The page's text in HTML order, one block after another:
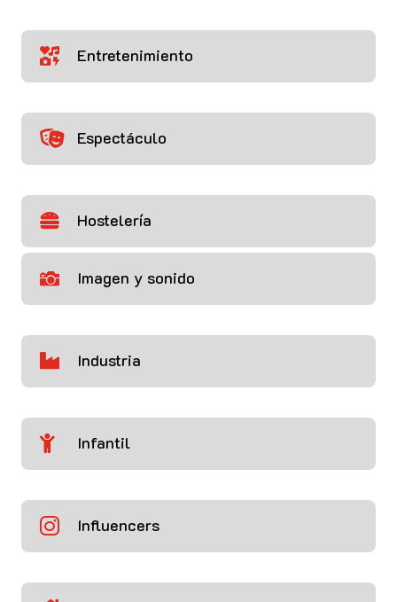
 Entretenimiento
 Espectáculo
 Hostelería
 Imagen y sonido
 Industria
 Infantil
 Influencers